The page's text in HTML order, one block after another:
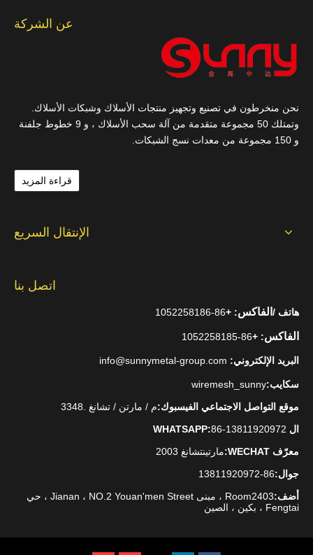
عن الشركة
نحن منخرطون في تصنيع وتجهيز منتجات الأسلاك وشبكات الأسلاك.
وتمتلك 50 مجموعة متقدمة من آلة سحب الأسلاك ، و 9 خطوط جلفنة
و 150 مجموعة من معدات نسج الشبكات.
قراءة المزيد
الإنتقال السريع
اتصل بنا
هاتف / الفاكس: +
86-1052258186
الفاكس: +
86-1052258185
البريد الإلكتروني: info@sunnymetal-group.com
سكايب:wiremesh_sunny
موقع التواصل الاجتماعي الفيسبوك:م / مارتن / تشانغ .3348
ال WHATSAPP: 86-13811920972
معرّف WECHAT:
مارتينتشانغ 2003
جوال:86-13811920972
أضف:
Room2403 ، مبنى Jianan ، NO.2 Youan'men Street ، حي
Fengtai ، بكين ، الصين